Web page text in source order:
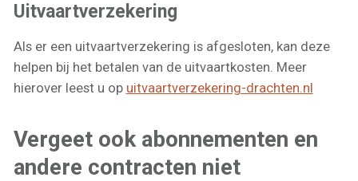
Uitvaartverzekering
Als er een uitvaartverzekering is afgesloten, kan deze
helpen bij het betalen van de uitvaartkosten. Meer
hierover leest u op uitvaartverzekering-drachten.nl
Vergeet ook abonnementen en
andere contracten niet